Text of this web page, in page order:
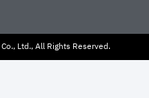
Ltd., All Rights Reserved.